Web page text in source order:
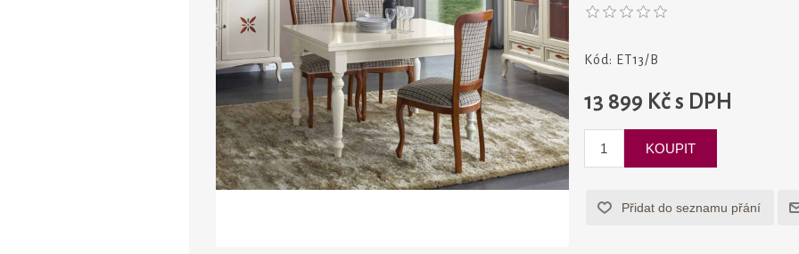
Kód: ET13/B
13 899 Kč s DPH